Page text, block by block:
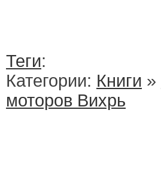
Теги:
Категории: Книги »
моторов Вихрь